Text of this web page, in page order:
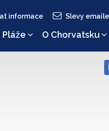
informace Slevy
Pláže O Chorvatsku